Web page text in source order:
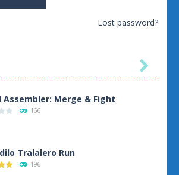
Lost password?
Assembler: Merge & Fight
166
Tralalero Run
196
